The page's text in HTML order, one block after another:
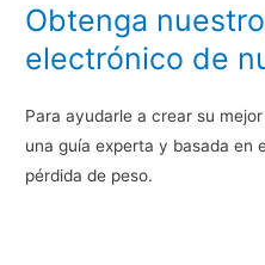
Obtenga
electrónico de
Para ayudarle a crear su
una guía experta y basada en
pérdida de peso.